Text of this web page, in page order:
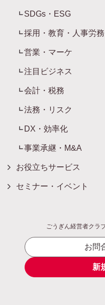
SDGs・ESG
採用・教育・人事労務
営業・マーケ
注目ビジネス
会計・税務
法務・リスク
DX・効率化
事業承継・M&A
お役立ちサービス
セミナー・イベント
ごうぎん経営者クラ
お問
新